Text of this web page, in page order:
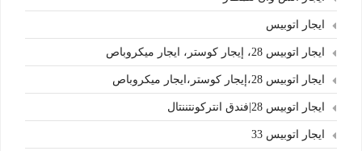
ايجار اتوبيس
ايجار اتوبيس 28، إيجار كوستر، ايجار ميكروباص
ايجار اتوبيس 28،إيجار كوستر،ايجار ميكروباص
ايجار اتوبيس 28|فندق انتركونتننتال
ايجار اتوبيس 33